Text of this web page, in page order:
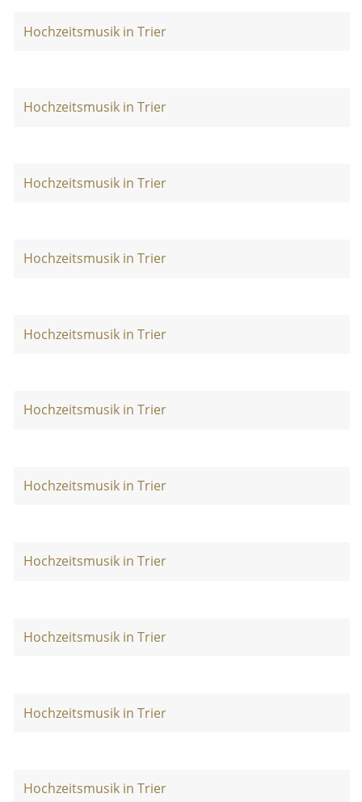
Hochzeitsmusik in Trier
Hochzeitsmusik in Trier
Hochzeitsmusik in Trier
Hochzeitsmusik in Trier
Hochzeitsmusik in Trier
Hochzeitsmusik in Trier
Hochzeitsmusik in Trier
Hochzeitsmusik in Trier
Hochzeitsmusik in Trier
Hochzeitsmusik in Trier
Hochzeitsmusik in Trier